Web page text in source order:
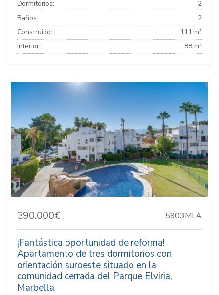
Dormitorios:
2
Baños:
2
Construido:
111 m²
Interior:
88 m²
390.000€ 5903MLA
¡Fantástica oportunidad de reforma!
Apartamento de tres dormitorios con
orientación suroeste situado en la
comunidad cerrada del Parque Elviria,
Marbella